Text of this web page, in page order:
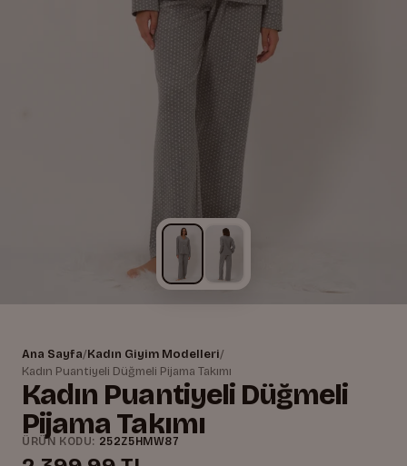
Ana Sayfa/Kadın Giyim Modelleri/
Kadın Puantiyeli Düğmeli Pijama Takımı
Kadın Puantiyeli Düğmeli
Pijama Takımı
ÜRÜN KODU: 252Z5HMW87